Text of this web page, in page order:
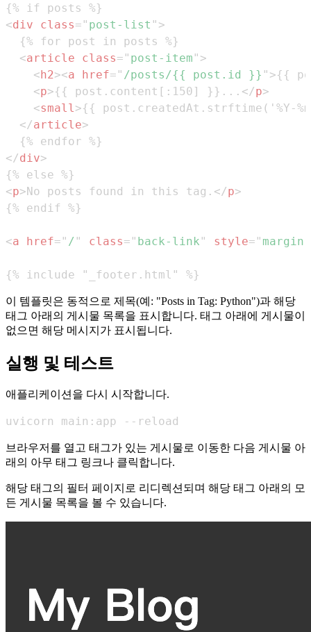
<div class= " post-list " >
<article class= " post-item " >
<h2><a href= " /posts/{{ post.id }} " >{{
<p>{{ post.content[:150] }}... </p>
<small >{{ post.createdAt.strftime('%Y-
</article>
</div>
<p>No posts found in this tag. </p>
<a href= " / " class= " back-link " style= "
{% include "_footer.html" %}
이 템플릿은 동적으로 제목(예: "Posts in Tag: Python")과 해당
태그 아래의 게시물 목록을 표시합니다. 태그 아래에 게시물이
없으면 해당 메시지가 표시됩니다.
실행 및 테스트
애플리케이션을 다시 시작합니다.
uvicorn main:app --reload
브라우저를 열고 태그가 있는 게시물로 이동한 다음 게시물 아
래의 아무 태그 링크나 클릭합니다.
해당 태그의 필터 페이지로 리디렉션되며 해당 태그 아래의 모
든 게시물 목록을 볼 수 있습니다.